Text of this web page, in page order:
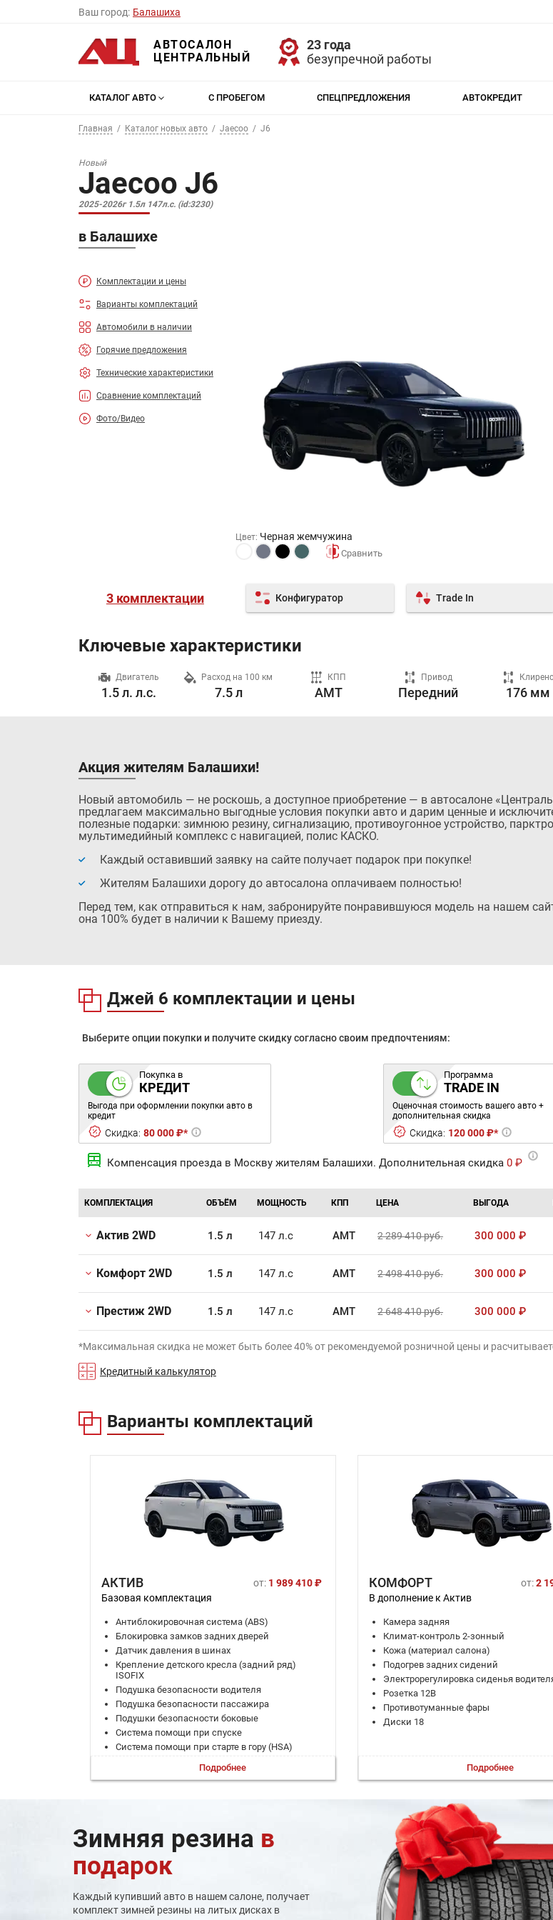
Ваш город: Балашиха
АВТОСАЛОН
ЦЕНТРАЛЬНЫЙ
23 года
безупречной работы
КАТАЛОГ АВТО С ПРОБЕГОМ СПЕЦПРЕДЛОЖЕНИЯ АВТОКРЕДИТ
Главная Каталог новых авто Jaecoo J6
Новый
Jaecoo J6
2025-2026г 1.5л 147л.с. (id:3230)
в Балашихе
Комплектации и цены
Варианты комплектаций
Автомобили в наличии
Горячие предложения
Технические характеристики
Сравнение комплектаций
Фото/Видео
Цвет: Черная жемчужина
3 комплектации Конфигуратор Trade In
Ключевые характеристики
Двигатель
1.5 л. л.с.
Расход на 100 км
7.5 л
КПП
AMT
Привод
Передний
Клиренс
176 мм
Акция жителям Балашихи!
Новый автомобиль — не роскошь, а доступное приобретение — в автосалоне
предлагаем максимально выгодные условия покупки авто и дарим ценные и
полезные подарки: зимнюю резину, сигнализацию, противоугонное устройство,
мультимедийный комплекс с навигацией, полис КАСКО.
Каждый оставивший заявку на сайте получает подарок при покупке!
Жителям Балашихи дорогу до автосалона оплачиваем полностью!
Перед тем, как отправиться к нам, забронируйте понравившуюся модель на нашем
она 100% будет в наличии к Вашему приезду.
Джей 6 комплектации и цены
Выберите опции покупки и получите скидку согласно своим предпочтениям:
Покупка в
КРЕДИТ
Выгода при оформлении покупки авто в
кредит
Скидка: 80 000 ₽*
Программа
TRADE IN
Оценочная стоимость вашего авто +
дополнительная скидка
Скидка: 120 000 ₽*
Компенсация проезда в Москву жителям Балашихи. Дополнительная скидка 0 ₽
КОМПЛЕКТАЦИЯ ОБЪЁМ МОЩНОСТЬ КПП ЦЕНА ВЫГОДА
Актив 2WD 1.5 л 147 л.с AMT 2 289 410руб. 300 000 ₽
Комфорт 2WD 1.5 л 147 л.с AMT 2 498 410руб. 300 000 ₽
Престиж 2WD 1.5 л 147 л.с AMT 2 648 410руб. 300 000 ₽
*Максимальная скидка не может быть более 40% от рекомендуемой розничной цены и
Кредитный калькулятор
Варианты комплектаций
АКТИВ от: 1 989 410 ₽
Базовая комплектация
Антиблокировочная система (ABS)
Блокировка замков задних дверей
Датчик давления в шинах
Крепление детского кресла (задний ряд)
ISOFIX
Подушка безопасности водителя
Подушка безопасности пассажира
Подушки безопасности боковые
Система помощи при спуске
Система помощи при старте в гору (HSA)
Система помощи при торможении (BAS; EBD)
Система стабилизации (ESP)
Запуск двигателя с кнопки
Круиз-контроль
Парктроник задний
Регулировка руля по вылету
Регулировка руля по высоте
Система выбора режима движения
Подробнее
КОМФОРТ от:2
В дополнение к Актив
Камера задняя
Климат-контроль 2-зонный
Кожа (материал салона)
Подогрев задних сидений
Электрорегулировка сиденья
Розетка 12В
Противотуманные фары
Диски 18
Подробнее
Зимняя резина в
подарок
Каждый купивший авто в нашем салоне, получает
комплект зимней резины на литых дисках в